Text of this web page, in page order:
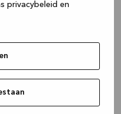
privacybeleid en
console for more
.